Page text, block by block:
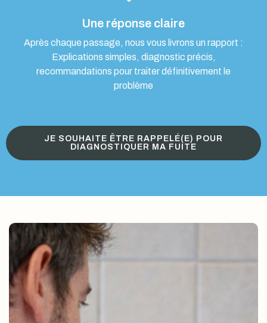
Une réponse claire
Après chaque passage, nous vous livrons un rapport :
Explications simples, diagnostic précis,
recommandations pour traiter définitivement le
problème
JE SOUHAITE ÊTRE RAPPELÉ(E) POUR
DIAGNOSTIQUER MA FUITE